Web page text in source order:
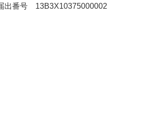
出番号 13B3X10375000002